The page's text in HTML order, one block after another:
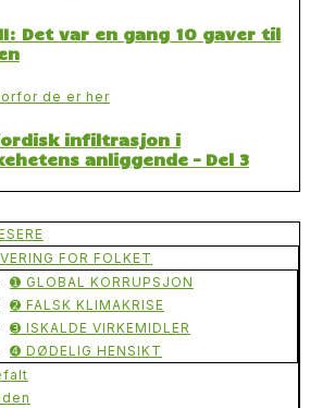
Det var en gang 10 gaver til
infiltrasjon i
anliggende – Del 3
FOR FOLKET
➊ GLOBAL KORRUPSJON
➋ FALSK KLIMAKRISE
➌ ISKALDE VIRKEMIDLER
➍ DØDELIG HENSIKT